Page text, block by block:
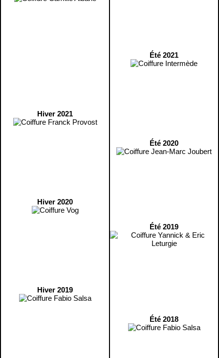
Hiver 2021
Hiver 2020
Hiver 2019
Été 2021
Été 2020
Été 2019
Été 2018